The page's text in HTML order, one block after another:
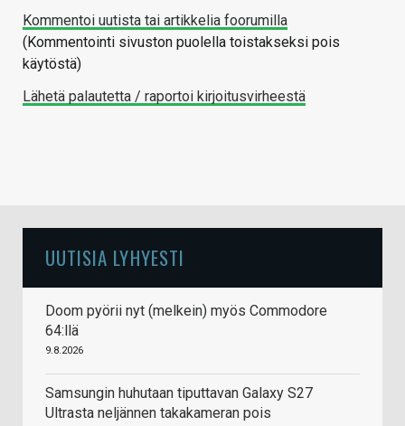
Kommentoi uutista tai artikkelia foorumilla
(Kommentointi sivuston puolella toistakseksi pois
käytöstä)
Lähetä palautetta / raportoi kirjoitusvirheestä
UUTISIA LYHYESTI
Doom pyörii nyt (melkein) myös Commodore
64:llä
9.8.2026
Samsungin huhutaan tiputtavan Galaxy S27
Ultrasta neljännen takakameran pois